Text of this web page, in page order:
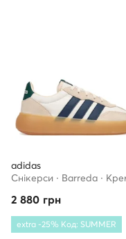
adidas
2 880 грн
extra -25% Код: SUMMER